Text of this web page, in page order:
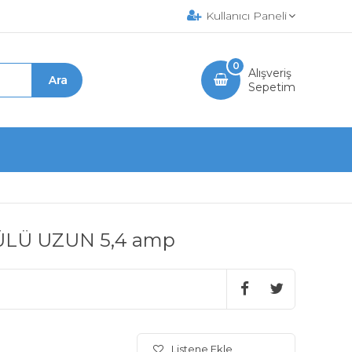
Kullanıcı Paneli
Alışveriş
Sepetim
0
UZUN 5,4 amp
Listene Ekle